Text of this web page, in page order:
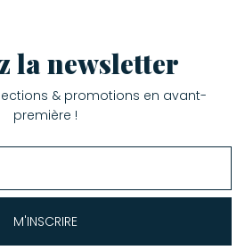
la newsletter
& promotions en avant-
première !
M'INSCRIRE